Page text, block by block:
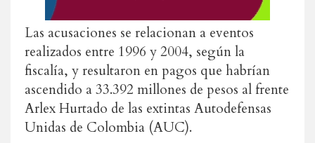
Las acusaciones se relacionan a eventos
realizados entre 1996 y 2004, según la
fiscalía, y resultaron en pagos que habrían
ascendido a 33.392 millones de pesos al frente
Arlex Hurtado de las extintas Autodefensas
Unidas de Colombia (AUC).